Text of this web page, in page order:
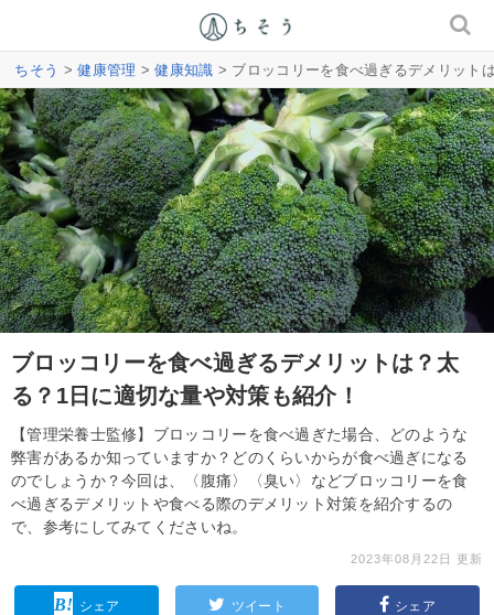
ちそう >健康管理 >健康知識 > ブロッコリーを食べ過ぎるデメリット
ブロッコリーを食べ過ぎるデメリットは？太
る？1日に適切な量や対策も紹介！
【管理栄養士監修】ブロッコリーを食べ過ぎた場合、どのような
弊害があるか知っていますか？どのくらいからが食べ過ぎになる
のでしょうか？今回は、〈腹痛〉〈臭い〉などブロッコリーを食
べ過ぎるデメリットや食べる際のデメリット対策を紹介するの
で、参考にしてみてくださいね。
2023年08月22日 更新
シェア ツイート シェア